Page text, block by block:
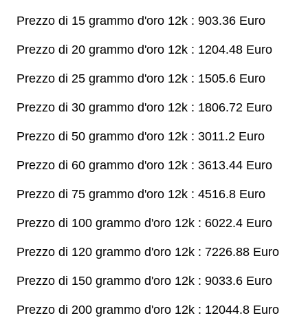
Prezzo di 15 grammo d'oro 12k : 903.36 Euro
Prezzo di 20 grammo d'oro 12k : 1204.48 Euro
Prezzo di 25 grammo d'oro 12k : 1505.6 Euro
Prezzo di 30 grammo d'oro 12k : 1806.72 Euro
Prezzo di 50 grammo d'oro 12k : 3011.2 Euro
Prezzo di 60 grammo d'oro 12k : 3613.44 Euro
Prezzo di 75 grammo d'oro 12k : 4516.8 Euro
Prezzo di 100 grammo d'oro 12k : 6022.4 Euro
Prezzo di 120 grammo d'oro 12k : 7226.88 Euro
Prezzo di 150 grammo d'oro 12k : 9033.6 Euro
Prezzo di 200 grammo d'oro 12k : 12044.8 Euro